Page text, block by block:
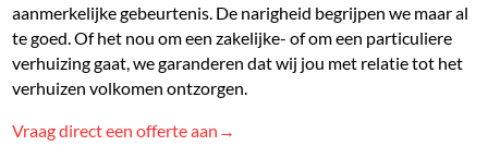
aanmerkelijke gebeurtenis. De narigheid begrijpen we maar al
te goed. Of het nou om een zakelijke- of om een particuliere
verhuizing gaat, we garanderen dat wij jou met relatie tot het
verhuizen volkomen ontzorgen.
Vraag direct een offerte aan→